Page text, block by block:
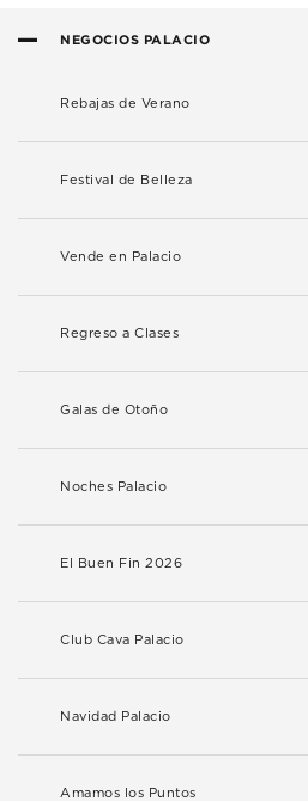
NEGOCIOS PALACIO
Rebajas de Verano
Festival de Belleza
Vende en Palacio
Regreso a Clases
Galas de Otoño
Noches Palacio
El Buen Fin 2026
Club Cava Palacio
Navidad Palacio
Amamos los Puntos